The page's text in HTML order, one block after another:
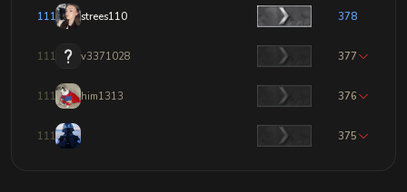
1113 strees110 378
1114 v3371028 377
1115 him1313 376
1116 375